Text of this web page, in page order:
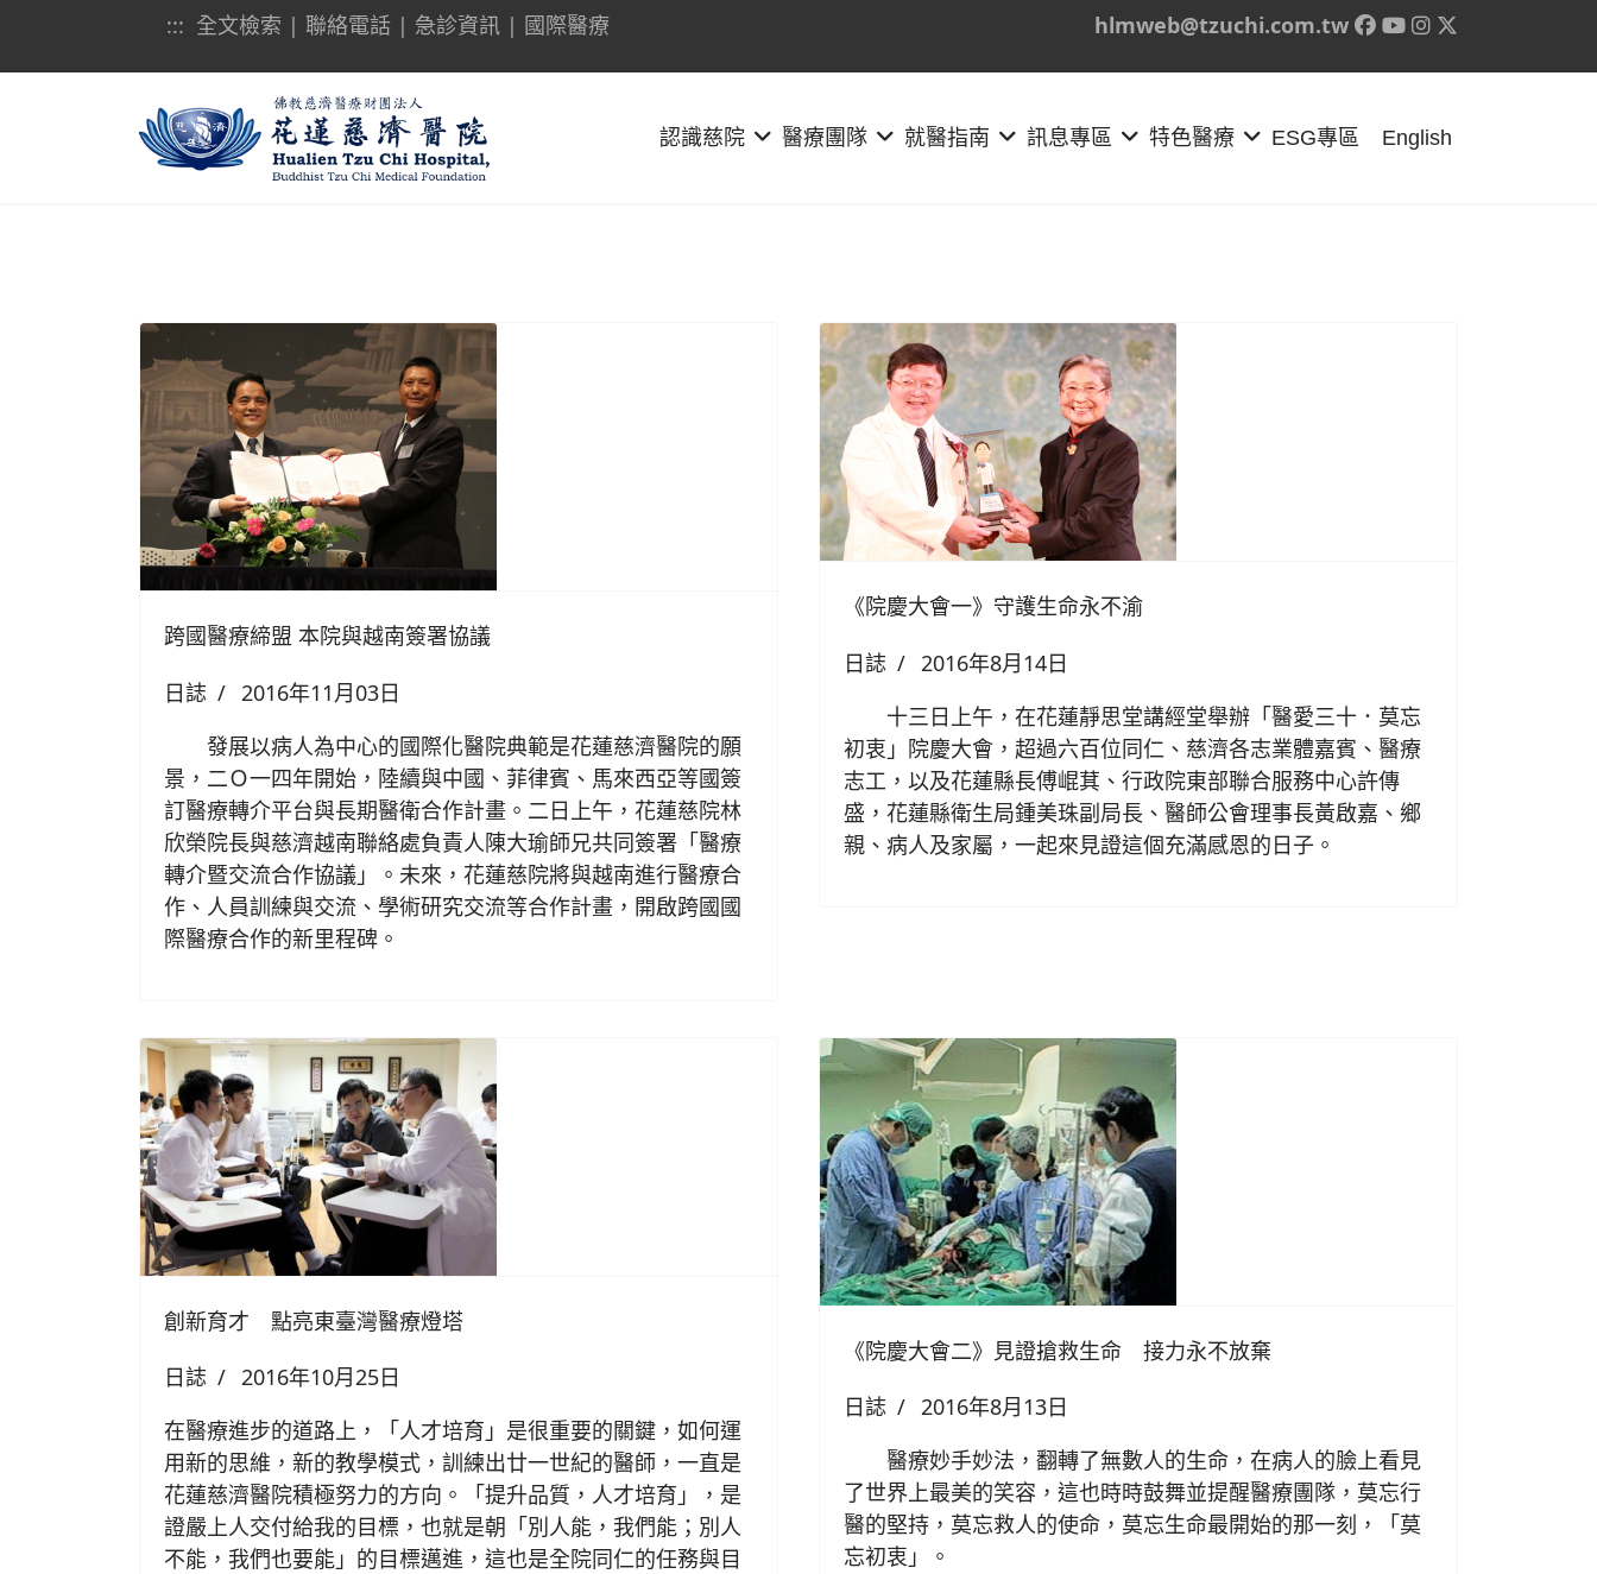
::: 全文檢索 | 聯絡電話| 急診資訊| 國際醫療 hlmweb@tzuchi.com.tw
認識慈院 醫療團隊 就醫指南 訊息專區 特色醫療 ESG專區 English
跨國醫療締盟 本院與越南簽署協議
日誌
2016年11月03日
發展以病人為中心的國際化醫院典範是花蓮慈濟醫院的願
景，二Ｏ一四年開始，陸續與中國、菲律賓、馬來西亞等國簽
訂醫療轉介平台與長期醫衛合作計畫。二日上午，花蓮慈院林
欣榮院長與慈濟越南聯絡處負責人陳大瑜師兄共同簽署「醫療
轉介暨交流合作協議」。未來，花蓮慈院將與越南進行醫療合
作、人員訓練與交流、學術研究交流等合作計畫，開啟跨國國
際醫療合作的新里程碑。
《院慶大會一》守護生命永不渝
日誌
2016年8月14日
十三日上午，在花蓮靜思堂講經堂舉辦「醫愛三十．莫忘
初衷」院慶大會，超過六百位同仁、慈濟各志業體嘉賓、醫療
志工，以及花蓮縣長傅崐萁、行政院東部聯合服務中心許傳
盛，花蓮縣衛生局鍾美珠副局長、醫師公會理事長黃啟嘉、鄉
親、病人及家屬，一起來見證這個充滿感恩的日子。
創新育才 點亮東臺灣醫療燈塔
日誌
2016年10月25日
在醫療進步的道路上，「人才培育」是很重要的關鍵，如何運
用新的思維，新的教學模式，訓練出廿一世紀的醫師，一直是
花蓮慈濟醫院積極努力的方向。「提升品質，人才培育」，是
證嚴上人交付給我的目標，也就是朝「別人能，我們能；別人
不能，我們也要能」的目標邁進，這也是全院同仁的任務與目
《院慶大會二》見證搶救生命 接力永不放棄
日誌
2016年8月13日
醫療妙手妙法，翻轉了無數人的生命，在病人的臉上看見
了世界上最美的笑容，這也時時鼓舞並提醒醫療團隊，莫忘行
醫的堅持，莫忘救人的使命，莫忘生命最開始的那一刻，「莫
忘初衷」。